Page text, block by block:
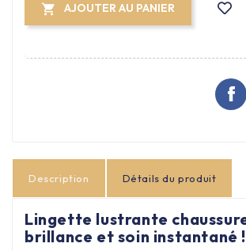
 AJOUTER AU PANIER
Description Détails du produit
Lingette lustrante
brillance et soin instantané !